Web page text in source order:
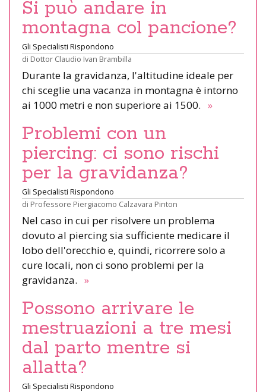
Si può andare in
montagna col pancione?
Gli Specialisti Rispondono
di Dottor Claudio Ivan Brambilla
Durante la gravidanza, l'altitudine ideale per
chi sceglie una vacanza in montagna è intorno
ai 1000 metri e non superiore ai 1500. »
Problemi con un
piercing: ci sono rischi
per la gravidanza?
Gli Specialisti Rispondono
di Professore Piergiacomo Calzavara Pinton
Nel caso in cui per risolvere un problema
dovuto al piercing sia sufficiente medicare il
lobo dell'orecchio e, quindi, ricorrere solo a
cure locali, non ci sono problemi per la
gravidanza. »
Possono arrivare le
mestruazioni a tre mesi
dal parto mentre si
allatta?
Gli Specialisti Rispondono